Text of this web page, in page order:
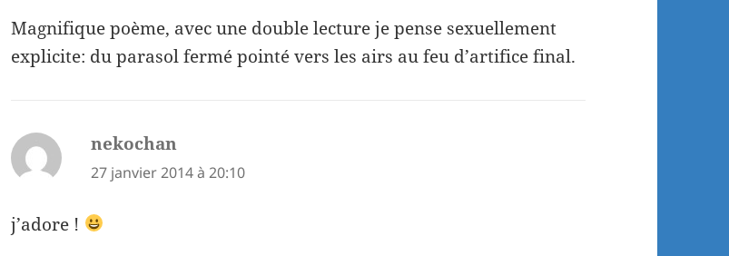
Magnifique poème, avec une double lecture je pense sexuellement
explicite: du parasol fermé pointé vers les airs au feu d’artifice final.
nekochan
27 janvier 2014 à 20:10
j’adore !